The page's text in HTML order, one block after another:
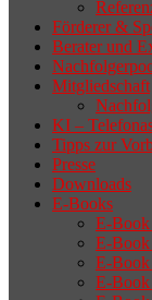
Förderer &
Berater und
Mitgliedschaft
KI –
Tipps zur
Presse
Downloads
E-Books
E-Book
E-Book
E-Book
E-Book